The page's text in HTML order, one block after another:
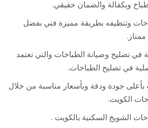
وبكفالة والضمان حقيقي.
وتنظيفه بطريقة مميزة فني بفضل
تصليح وصيانة الطباخات والتي تعتمد
في تصليح الطباخات.
جودة ودقة وبأسعار مناسبة من خلال
الكويت.
الشويخ السكنية بالكويت .